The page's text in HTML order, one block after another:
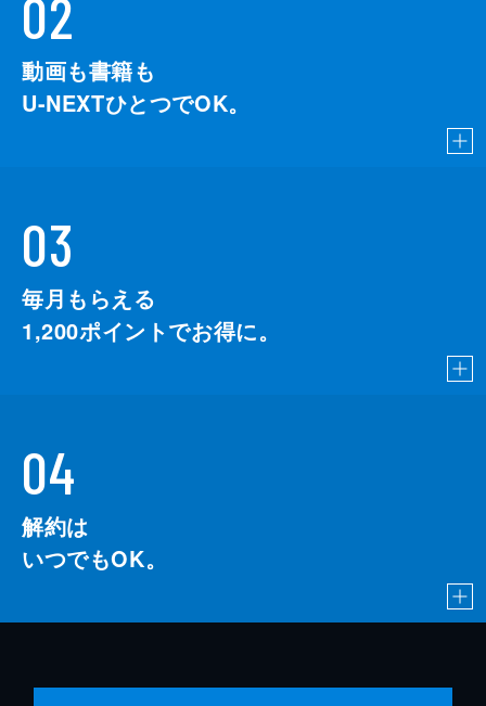
02
動画も書籍も
U-NEXTひとつでOK。
03
毎月もらえる
1,200ポイントでお得に。
04
解約は
いつでもOK。